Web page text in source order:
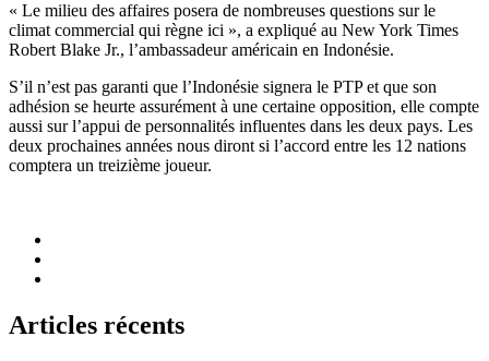
« Le milieu des affaires posera de nombreuses questions sur le
climat commercial qui règne ici », a expliqué au New York Times
Robert Blake Jr., l’ambassadeur américain en Indonésie.
S’il n’est pas garanti que l’Indonésie signera le PTP et que son
adhésion se heurte assurément à une certaine opposition, elle compte
aussi sur l’appui de personnalités influentes dans les deux pays. Les
deux prochaines années nous diront si l’accord entre les 12 nations
comptera un treizième joueur.
Articles récents